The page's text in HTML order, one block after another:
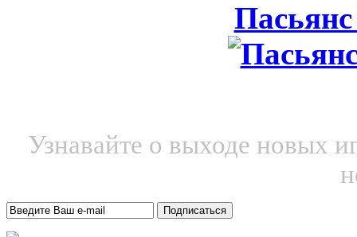
Узнавайте о выходе новых